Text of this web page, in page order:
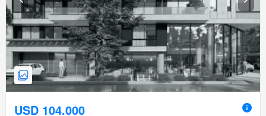
USD 104.000